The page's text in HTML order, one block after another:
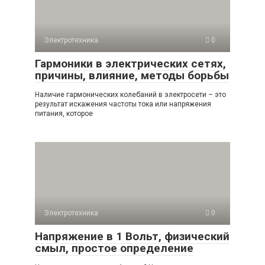
Электротехника 0
Гармоники в электрических сетях,
причины, влияние, методы борьбы
Наличие гармонических колебаний в электросети – это
результат искажения частоты тока или напряжения
питания, которое
Электротехника 0
Напряжение в 1 Вольт, физический
смыл, простое определение